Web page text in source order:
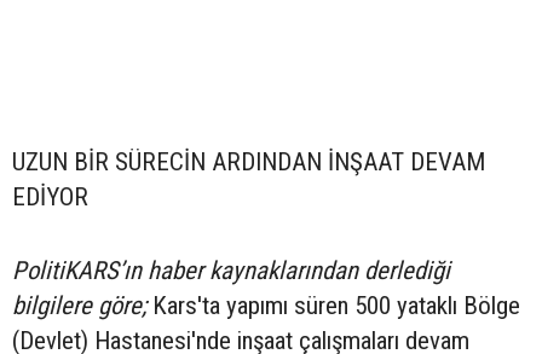
UZUN BİR SÜRECİN ARDINDAN İNŞAAT DEVAM
EDİYOR
PolitiKARS’ın haber kaynaklarından derlediği
bilgilere göre;Kars'ta yapımı süren 500 yataklı Bölge
(Devlet) Hastanesi'nde inşaat çalışmaları devam